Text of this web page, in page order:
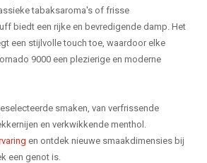
tabaksaroma's of frisse
biedt een rijke en bevredigende damp. Het
een stijlvolle touch toe, waardoor elke
9000 een plezierige en moderne
smaken, van verfrissende
en verkwikkende menthol.
en ontdek nieuwe smaakdimensies bij
een genot is.